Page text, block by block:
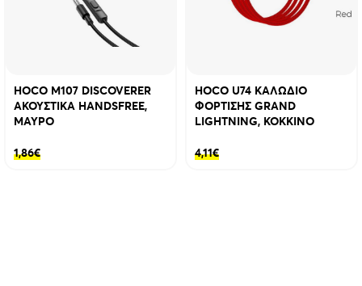
HOCO M107 DISCOVERER
ΑΚΟΥΣΤΙΚΑ HANDSFREE,
ΜΑΥΡΟ
1,86€
HOCO U74 ΚΑΛΩΔΙΟ
ΦΟΡΤΙΣΗΣ GRAND
LIGHTNING, ΚΟΚΚΙΝΟ
4,11€